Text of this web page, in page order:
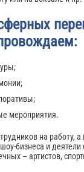
мероприятия.
на работу,
бизнеса и деятели
– артистов,